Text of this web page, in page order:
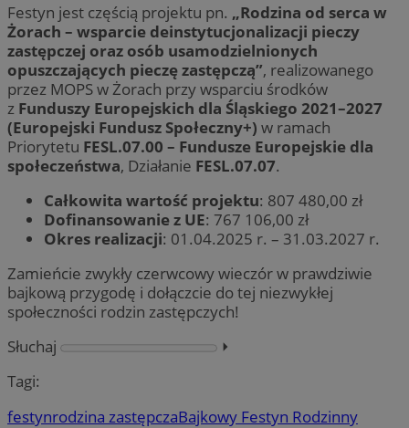
Festyn jest częścią projektu pn. „Rodzina od serca w
Żorach – wsparcie deinstytucjonalizacji pieczy
zastępczej oraz osób usamodzielnionych
opuszczających pieczę zastępczą”, realizowanego
przez MOPS w Żorach przy wsparciu środków
z Funduszy Europejskich dla Śląskiego 2021–2027
(Europejski Fundusz Społeczny+) w ramach
Priorytetu FESL.07.00 – Fundusze Europejskie dla
społeczeństwa, Działanie FESL.07.07.
Całkowita wartość projektu: 807 480,00 zł
Dofinansowanie z UE: 767 106,00 zł
Okres realizacji: 01.04.2025 r. – 31.03.2027 r.
Zamieńcie zwykły czerwcowy wieczór w prawdziwie
bajkową przygodę i dołączcie do tej niezwykłej
społeczności rodzin zastępczych!
Słuchaj
⏵︎
Tagi:
festynrodzina zastępczaBajkowy Festyn Rodzinny